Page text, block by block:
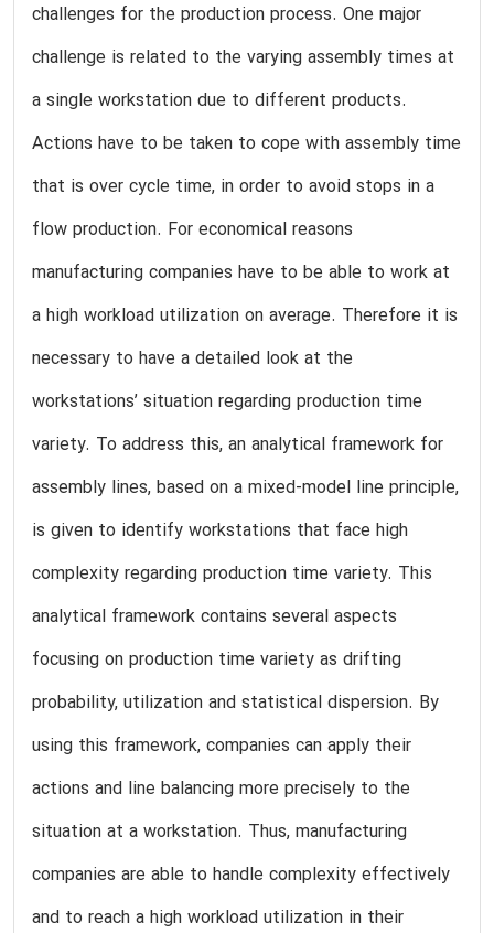
challenges for the production process. One major
challenge is related to the varying assembly times at
a single workstation due to different products.
Actions have to be taken to cope with assembly time
that is over cycle time, in order to avoid stops in a
flow production. For economical reasons
manufacturing companies have to be able to work at
a high workload utilization on average. Therefore it is
necessary to have a detailed look at the
workstations’ situation regarding production time
variety. To address this, an analytical framework for
assembly lines, based on a mixed-model line principle,
is given to identify workstations that face high
complexity regarding production time variety. This
analytical framework contains several aspects
focusing on production time variety as drifting
probability, utilization and statistical dispersion. By
using this framework, companies can apply their
actions and line balancing more precisely to the
situation at a workstation. Thus, manufacturing
companies are able to handle complexity effectively
and to reach a high workload utilization in their